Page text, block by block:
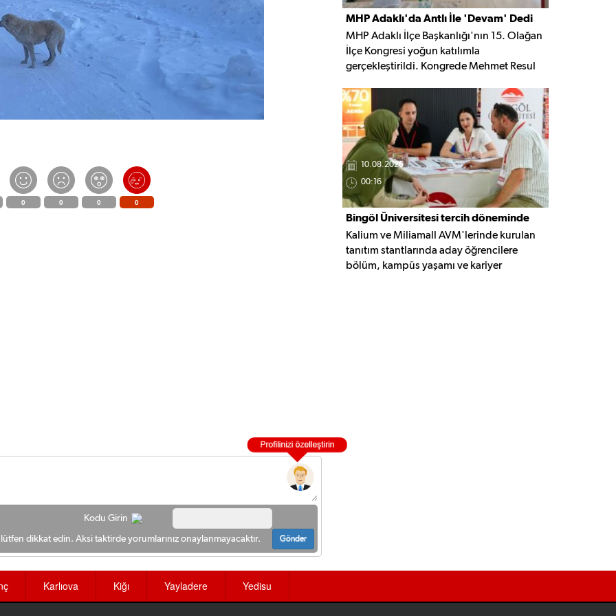
0 0 0 0
Kodu Girin
dikkat edin. Aksi taktirde yorumlarınız onaylanmayacaktır. Gönder
MHP Adaklı'da Antlı İle 'Devam' Dedi
MHP Adaklı İlçe Başkanlığı'nın 15. Olağan
İlçe Kongresi yoğun katılımla
gerçekleştirildi. Kongrede Mehmet Resul
seçilirken, birlik ve beraberlik mesajları öne
çıktı.
10.08.2026
00:16
Bingöl Üniversitesi tercih döneminde
sahaya indi
Kalium ve Miliamall AVM'lerinde kurulan
tanıtım stantlarında aday öğrencilere
bölüm, kampüs yaşamı ve kariyer
Karlıova Kiğı Yayladere Yedisu